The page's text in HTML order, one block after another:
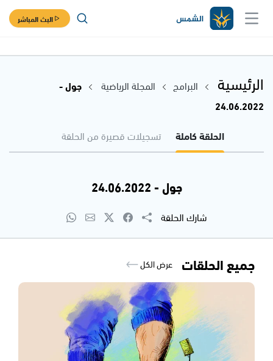
البث المباشر
الرئيسية البرامج المجلة الرياضية
جول -
24.06.2022
الحلقة كاملة
تسجيلات قصيرة من الحلقة
جول - 24.06.2022
شارك الحلقة
جميع الحلقات عرض الكل